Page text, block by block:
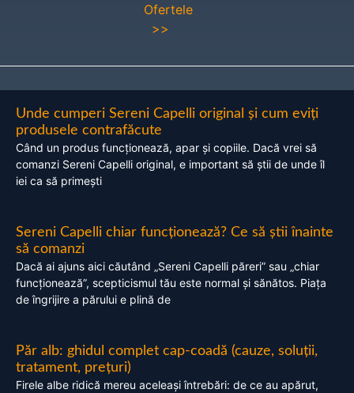
Ofertele
>>
Unde cumperi Sereni Capelli original și cum eviți
produsele contrafăcute
Când un produs funcționează, apar și copiile. Dacă vrei să
comanzi Sereni Capelli original, e important să știi de unde îl
iei ca să primești
Sereni Capelli chiar funcționează? Ce să știi înainte
să comanzi
Dacă ai ajuns aici căutând „Sereni Capelli păreri” sau „chiar
funcționează”, scepticismul tău este normal și sănătos. Piața
de îngrijire a părului e plină de
Păr alb: ghidul complet cap-coadă (cauze, soluții,
tratament, prețuri)
Firele albe ridică mereu aceleași întrebări: de ce au apărut,